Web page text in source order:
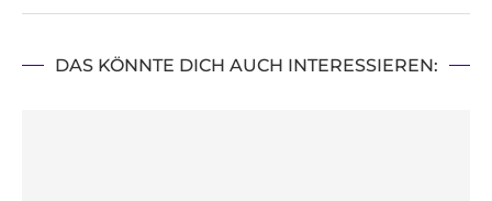
DAS KÖNNTE DICH AUCH INTERESSIEREN: